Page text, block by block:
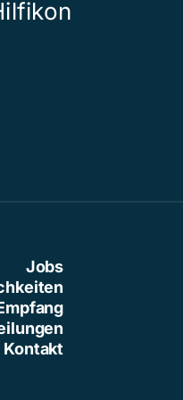
Jobs
Kontakt